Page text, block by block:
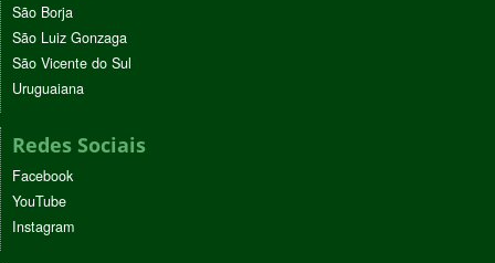
São Borja
São Luiz Gonzaga
São Vicente do Sul
Uruguaiana
Redes Sociais
Facebook
YouTube
Instagram